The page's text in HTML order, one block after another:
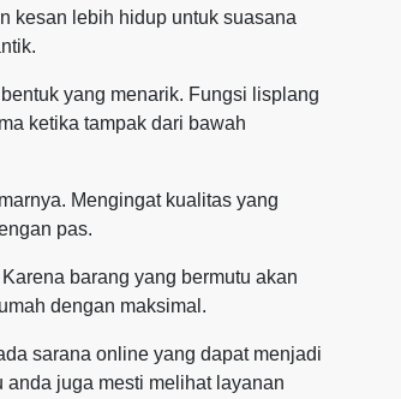
kesan lebih hidup untuk suasana
yang menarik. Fungsi lisplang
ketika tampak dari bawah
Mengingat kualitas yang
pas.
barang yang bermutu akan
dengan maksimal.
sarana online yang dapat menjadi
juga mesti melihat layanan